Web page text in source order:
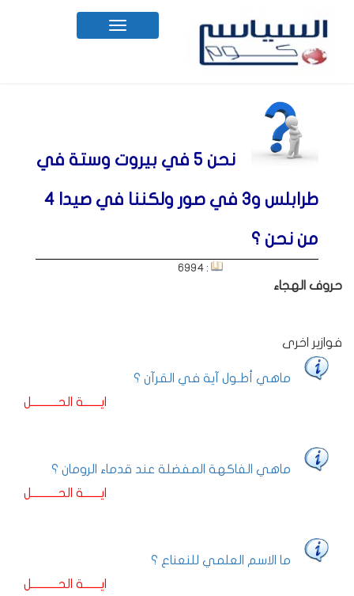
Toggle
navigation
نحن 5 في بيروت وستة في
طرابلس و3 في صور ولكننا في صيدا 4
من نحن ؟
: 6994
حروف الهجاء
فوازير اخرى
ماهي أطـول آية في القرآن ؟
ايـــــــة الحـــــــــــل
ماهي الفاكهة المفضلة عند قدماء الرومان ؟
ايـــــــة الحـــــــــــل
ما الاسم العلمي للنعناع ؟
ايـــــــة الحـــــــــــل